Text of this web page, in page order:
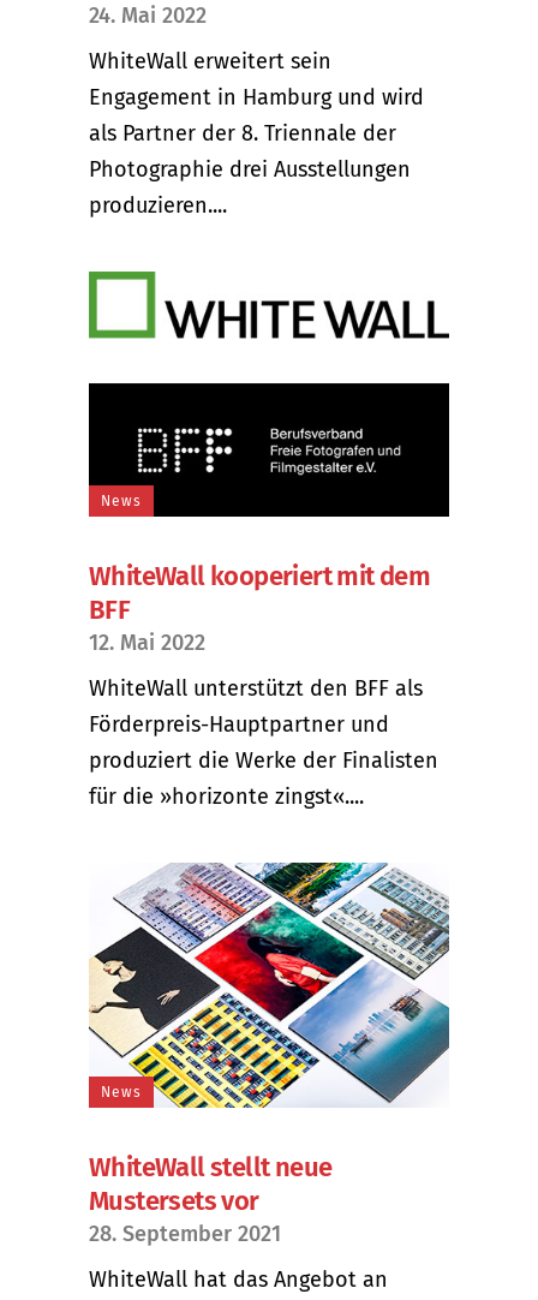
24. Mai 2022
WhiteWall erweitert sein
Engagement in Hamburg und wird
als Partner der 8. Triennale der
Photographie drei Ausstellungen
produzieren....
News
WhiteWall kooperiert mit dem
BFF
12. Mai 2022
WhiteWall unterstützt den BFF als
Förderpreis-Hauptpartner und
produziert die Werke der Finalisten
für die »horizonte zingst«....
News
WhiteWall stellt neue
Mustersets vor
28. September 2021
WhiteWall hat das Angebot an